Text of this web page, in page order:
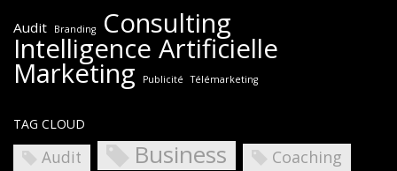
Audit Branding Consulting
Intelligence Artificielle
Marketing Publicité Télémarketing
TAG CLOUD
Audit Business Coaching